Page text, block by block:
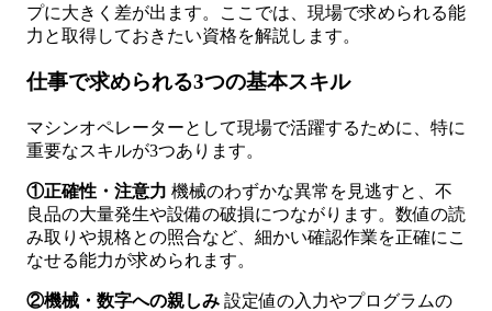
プに大きく差が出ます。ここでは、現場で求められる能
力と取得しておきたい資格を解説します。
仕事で求められる3つの基本スキル
マシンオペレーターとして現場で活躍するために、特に
重要なスキルが3つあります。
①正確性・注意力 機械のわずかな異常を見逃すと、不
良品の大量発生や設備の破損につながります。数値の読
み取りや規格との照合など、細かい確認作業を正確にこ
なせる能力が求められます。
②機械・数字への親しみ 設定値の入力やプログラムの